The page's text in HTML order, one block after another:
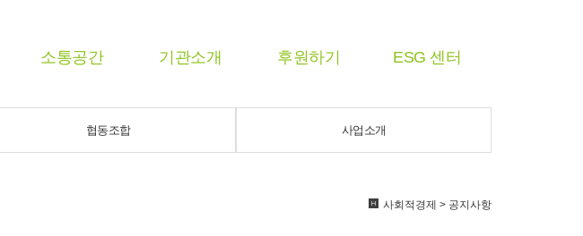
소통공간 기관소개 후원하기 ESG 센터
협동조합 사업소개
사회적경제 > 공지사항